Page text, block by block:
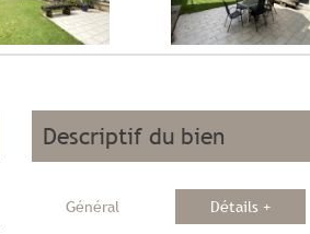
descriptif du bien
Général Détails +